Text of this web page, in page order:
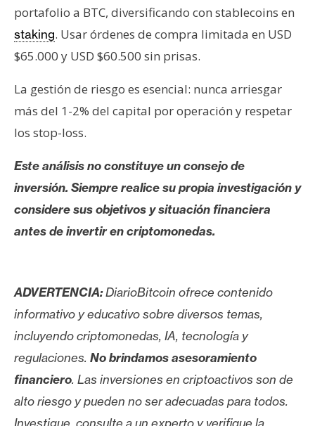
portafolio a BTC, diversificando con stablecoins en
staking. Usar órdenes de compra limitada en USD
$65.000 y USD $60.500 sin prisas.
La gestión de riesgo es esencial: nunca arriesgar
más del 1-2% del capital por operación y respetar
los stop-loss.
Este análisis no constituye un consejo de
inversión. Siempre realice su propia investigación y
considere sus objetivos y situación financiera
antes de invertir en criptomonedas.
ADVERTENCIA:DiarioBitcoin ofrece contenido
informativo y educativo sobre diversos temas,
incluyendo criptomonedas, IA, tecnología y
regulaciones. No brindamos asesoramiento
financiero. Las inversiones en criptoactivos son de
alto riesgo y pueden no ser adecuadas para todos.
Investigue, consulte a un experto y verifique la